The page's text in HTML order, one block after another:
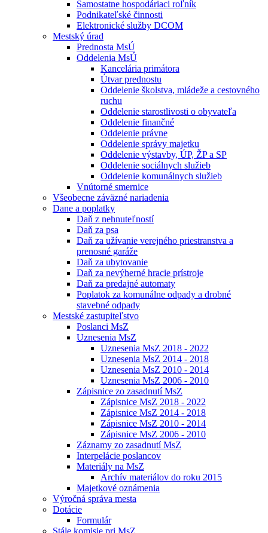
Samostatne hospodáriaci roľník
Podnikateľské činnosti
Elektronické služby DCOM
Mestský úrad
Prednosta MsÚ
Oddelenia MsÚ
Kancelária primátora
Útvar prednostu
Oddelenie školstva, mládeže a cestovného
ruchu
Oddelenie starostlivosti o obyvateľa
Oddelenie finančné
Oddelenie právne
Oddelenie správy majetku
Oddelenie výstavby, ÚP, ŽP a SP
Oddelenie sociálnych služieb
Oddelenie komunálnych služieb
Vnútorné smernice
Všeobecne záväzné nariadenia
Dane a poplatky
Daň z nehnuteľností
Daň za psa
Daň za užívanie verejného priestranstva a
prenosné garáže
Daň za ubytovanie
Daň za nevýherné hracie prístroje
Daň za predajné automaty
Poplatok za komunálne odpady a drobné
stavebné odpady
Mestské zastupiteľstvo
Poslanci MsZ
Uznesenia MsZ
Uznesenia MsZ 2018 - 2022
Uznesenia MsZ 2014 - 2018
Uznesenia MsZ 2010 - 2014
Uznesenia MsZ 2006 - 2010
Zápisnice zo zasadnutí MsZ
Zápisnice MsZ 2018 - 2022
Zápisnice MsZ 2014 - 2018
Zápisnice MsZ 2010 - 2014
Zápisnice MsZ 2006 - 2010
Záznamy zo zasadnutí MsZ
Interpelácie poslancov
Materiály na MsZ
Archív materiálov do roku 2015
Majetkové oznámenia
Výročná správa mesta
Dotácie
Formulár
Stále komisie pri MsZ